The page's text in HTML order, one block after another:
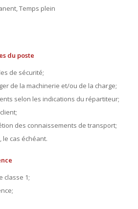
Temps plein
du poste
de sécurité;
de la machinerie et/ou de la charge;
selon les indications du répartiteur;
des connaissements de transport;
le cas échéant.
classe 1;